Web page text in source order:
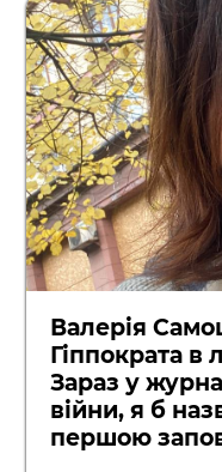
Валерія
Гіппократа в
Зараз у
війни, я б
першою